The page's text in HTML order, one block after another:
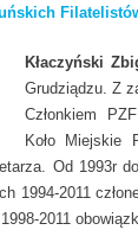
Kłaczyński
Grudziądzu. Z
Członkiem
Koło Miejskie
Od 1993r
1994-2011
2011